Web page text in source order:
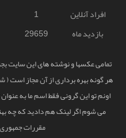
افراد آنلاین 1
بازدید ماه
29659
تمامی عکسها و نوشته های این سایت
هر گونه بهره برداری از آن مجاز است
اونم تو این گرونی فقط اسم ما به
می شوم اگر لینک هم دادید که چه
مقررات